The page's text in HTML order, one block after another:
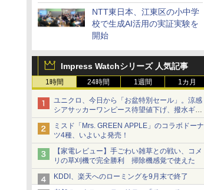
ステーション
NTT東日本、江東区の小中学
校で生成AI活用の実証実験を
開始
Impress Watchシリーズ 人気記事
1時間 24時間 1週間 1カ月
ユニクロ、今日から「お盆特別セール」。涼感
シアサッカーワンピース待望値下げ、撥水ギア
ショーツは1990円に
ミスド「Mrs. GREEN APPLE」のコラボドーナ
ツ4種、いよいよ発売！
【家電レビュー】手ごわい雑草との戦い、コメ
リの草刈機で完全勝利 掃除機感覚で使えた
KDDI、楽天へのローミングを9月末で終了